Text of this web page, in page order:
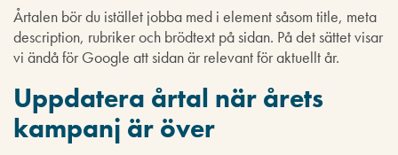
Årtalen bör du istället jobba med i element såsom title, meta
description, rubriker och brödtext på sidan. På det sättet visar
vi ändå för Google att sidan är relevant för aktuellt år.
Uppdatera årtal när årets
kampanj är över